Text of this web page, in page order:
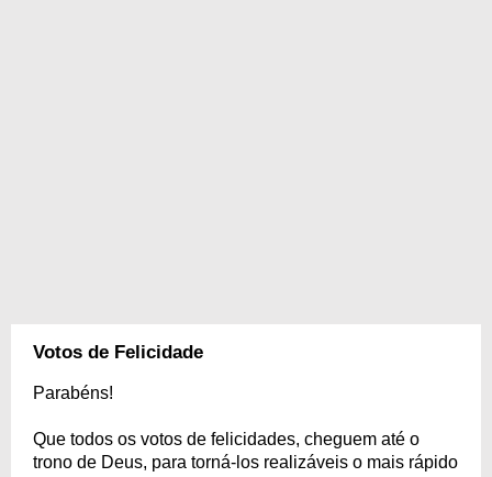
Votos de Felicidade
Parabéns!
Que todos os votos de felicidades, cheguem até o
trono de Deus, para torná-los realizáveis o mais rápido